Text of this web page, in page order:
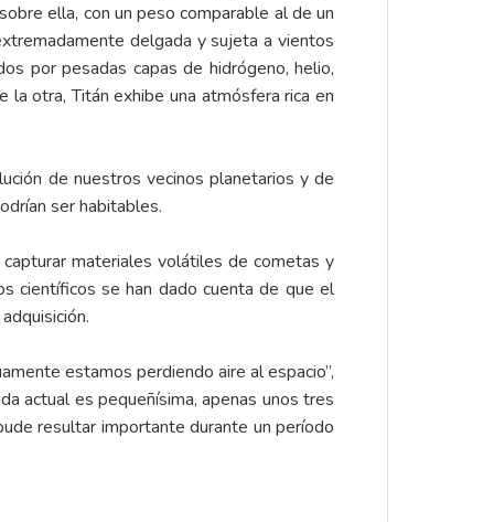
ella, con un peso comparable al de un
delgada y sujeta a vientos
por pesadas capas de hidrógeno, helio,
la otra, Titán exhibe una atmósfera rica en
de nuestros vecinos planetarios y de
ser habitables.
materiales volátiles de cometas y
científicos se han dado cuenta de que el
estamos perdiendo aire al espacio”,
actual es pequeñísima, apenas unos tres
resultar importante durante un período